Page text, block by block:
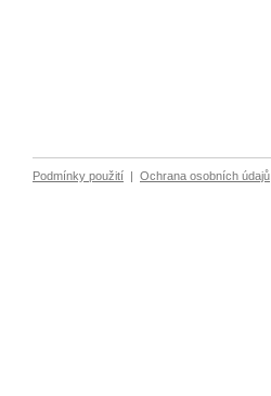
Podmínky použití | Ochrana osobních údajů